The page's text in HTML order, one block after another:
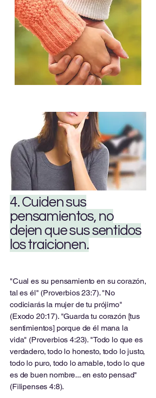
4. Cuiden sus
pensamientos, no
dejen que sus sentidos
los traicionen.
"Cual es su pensamiento en su corazón,
tal es él" (Proverbios 23:7). "No
codiciarás la mujer de tu prójimo"
(Exodo 20:17). "Guarda tu corazón [tus
sentimientos] porque de él mana la
vida" (Proverbios 4:23). "Todo lo que es
verdadero, todo lo honesto, todo lo justo,
todo lo puro, todo lo amable, todo lo que
es de buen nombre... en esto pensad"
(Filipenses 4:8).